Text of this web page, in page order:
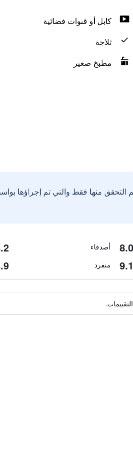
كابل أو قنوات فضائية
ثلاجة
مطبخ صغير
منها فقط والتي تم إجراؤها
8.0 أصدقاء
9.1 منفرد